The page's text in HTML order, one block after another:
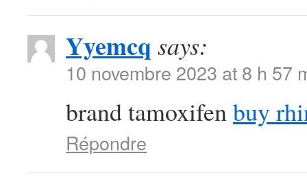
Yyemcq says:
10 novembre 2023 at 8 h 57
brand tamoxifenbuy
Répondre